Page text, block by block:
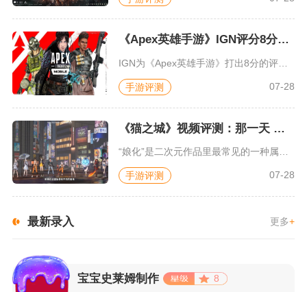
《Apex英雄手游》IGN评分8分：对游戏未来抱有期待
IGN为《Apex英雄手游》打出8分的评价，测评者认为，《A...
手游评测 07-28
《猫之城》视频评测：那一天 我家的猫变成了猫娘
手游评测 07-28
最新录入 更多+
宝宝史莱姆制作
8